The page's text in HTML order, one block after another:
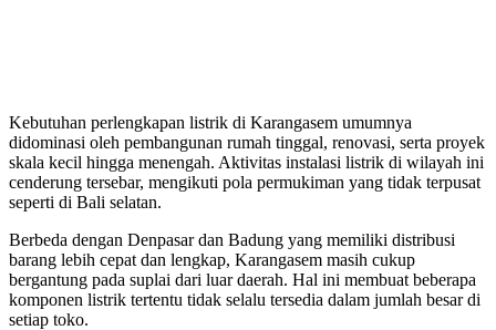
Kebutuhan perlengkapan listrik di Karangasem umumnya
didominasi oleh pembangunan rumah tinggal, renovasi, serta proyek
skala kecil hingga menengah. Aktivitas instalasi listrik di wilayah ini
cenderung tersebar, mengikuti pola permukiman yang tidak terpusat
seperti di Bali selatan.
Berbeda dengan Denpasar dan Badung yang memiliki distribusi
barang lebih cepat dan lengkap, Karangasem masih cukup
bergantung pada suplai dari luar daerah. Hal ini membuat beberapa
komponen listrik tertentu tidak selalu tersedia dalam jumlah besar di
setiap toko.